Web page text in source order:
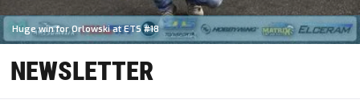
Huge win for Orlowski at ETS #18
NEWSLETTER